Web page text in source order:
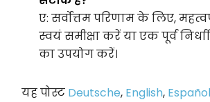
ए: सर्वोत्तम परिणाम के लिए,
स्वयं समीक्षा करें या एक पूर्व
का उपयोग करें।
यह पोस्ट Deutsche, English,